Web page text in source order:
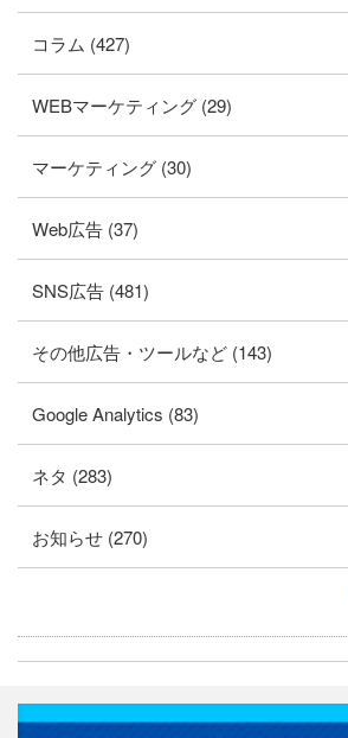
コラム (427)
WEBマーケティング (29)
マーケティング (30)
Web広告 (37)
SNS広告 (481)
その他広告・ツールなど (143)
Google Analytics (83)
ネタ (283)
お知らせ (270)